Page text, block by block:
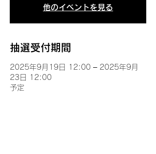
他のイベントを見る
抽選受付期間
2025年9月19日 12:00 – 2025年9月
23日 12:00
予定